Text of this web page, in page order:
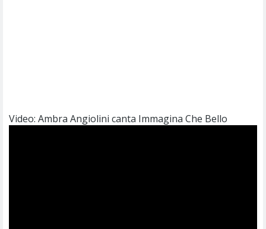
Video: Ambra Angiolini canta Immagina Che Bello